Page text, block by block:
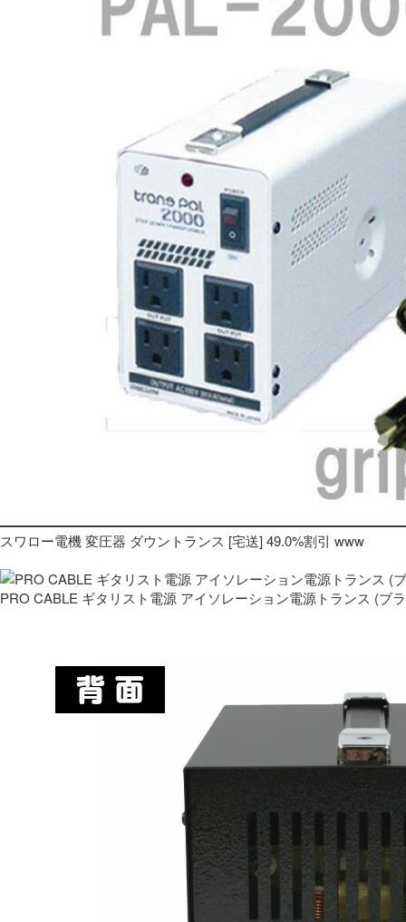
スワロー電機 変圧器 ダウントランス [宅送] 49.0%割引 www
PRO CABLE ギタリスト電源 アイソレーション電源トランス (ブ